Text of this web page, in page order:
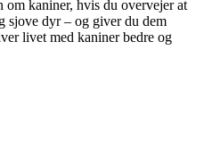
kaniner, hvis du overvejer at
sjove dyr – og giver du dem
livet med kaniner bedre og